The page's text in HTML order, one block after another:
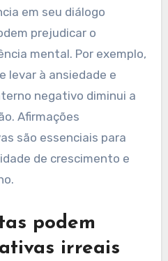
em seu
cometem erros no
expectativas
interno negativo
em seu diálogo
prejudicar o
mental. Por exemplo,
negativo diminui a
Afirmações